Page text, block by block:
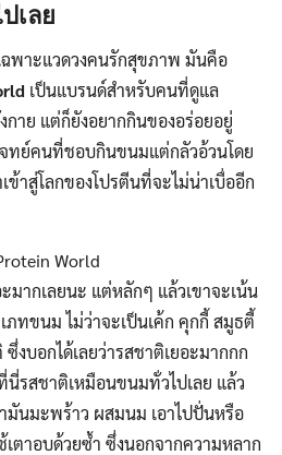
เลย
ฉพาะแวดวงคนรักสุขภาพ มันคือ
เป็นแบรนด์สำหรับคนที่ดูแล
าย แต่ก็ยังอยากกินของอร่อยอยู่
ทย์คนที่ชอบกินขนมแต่กลัวอ้วนโดย
ข้าสู่โลกของโปรตีนที่จะไม่น่าเบื่ออีก
มากเลยนะ แต่หลักๆ แล้วเขาจะเน้น
ทขนม ไม่ว่าจะเป็นเค้ก คุกกี้ สมูธตี้
งบอกได้เลยว่ารสชาติเยอะมากกก
รสชาติเหมือนขนมทั่วไปเลย แล้ว
นมะพร้าว ผสมนม เอาไปปั่นหรือ
เตาอบด้วยซ้ำ ซึ่งนอกจากความหลาก